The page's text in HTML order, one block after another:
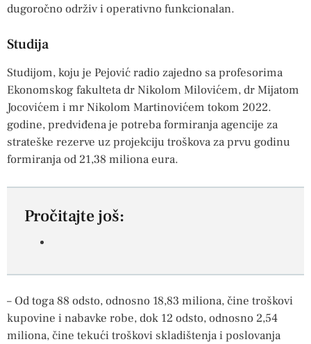
dugoročno održiv i operativno funkcionalan.
Studija
Studijom, koju je Pejović radio zajedno sa profesorima
Ekonomskog fakulteta dr Nikolom Milovićem, dr Mijatom
Jocovićem i mr Nikolom Martinovićem tokom 2022.
godine, predviđena je potreba formiranja agencije za
strateške rezerve uz projekciju troškova za prvu godinu
formiranja od 21,38 miliona eura.
Pročitajte još:
– Od toga 88 odsto, odnosno 18,83 miliona, čine troškovi
kupovine i nabavke robe, dok 12 odsto, odnosno 2,54
miliona, čine tekući troškovi skladištenja i poslovanja